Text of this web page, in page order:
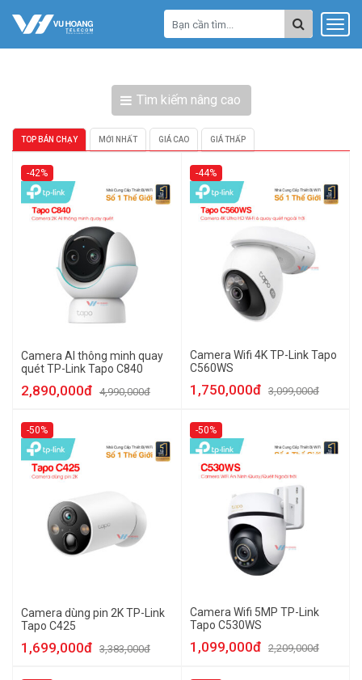
Tìm kiếm nâng cao
TOP BÁN CHẠY MỚI NHẤT GIÁ CAO GIÁ THẤP
-42%
Camera AI thông minh quay
quét TP-Link Tapo C840
2,890,000đ 4,990,000đ
-44%
Camera Wifi 4K TP-Link Tapo
C560WS
1,750,000đ 3,099,000đ
-50%
Camera dùng pin 2K TP-Link
Tapo C425
1,699,000đ 3,383,000đ
-50%
Camera Wifi 5MP TP-Link
Tapo C530WS
1,099,000đ 2,209,000đ